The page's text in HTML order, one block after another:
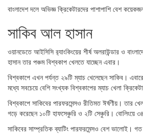
বাংলাদেশ দলে অভিজ্ঞ ক্রিকেটারদের পাশাপাশি বেশ
সাকিব আল হাসান
ওয়ানডেতে আইসিসি র‍্যাংকিংয়ের শীর্ষ অলরাউন্ডার ও
হাসান তার পঞ্চম বিশ্বকাপ খেলতে যাচ্ছেন এবার।
বিশ্বকাপে এখন পর্যন্ত ২৯টি ম্যাচ খেলেছেন সাকিব।
মধ্যে সবচেয়ে বেশি সংখ্যক বিশ্বকাপের ম্যাচ খেলা
বিশ্বকাপে সাকিবের পারফরমেন্সও রীতিমত ঈর্ষণীয়। তার
গড়ে করেছেন ১০টি হাফসেঞ্চুরি ও ২টি সেঞ্চুরি। বোলিংয়ে
সাকিবের সাম্প্রতিক ব্যাটিং পারফরমেন্সও বেশ ভালোই।